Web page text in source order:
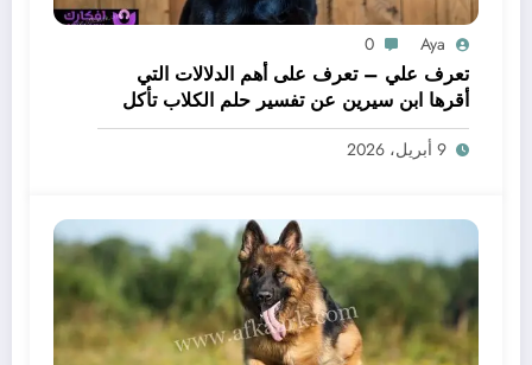
Aya
0
تعرف علي – تعرف على أهم الدلالات التي
أقرها ابن سيرين عن تفسير حلم الكلاب تأكل
لحم – بالتفصيل
9 أبريل، 2026